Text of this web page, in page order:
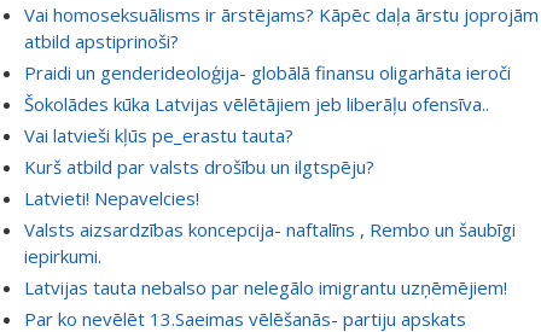
Vai homoseksuālisms ir ārstējams? Kāpēc daļa ārstu joprojām
atbild apstiprinoši?
Praidi un genderideoloģija- globālā finansu oligarhāta ieroči
Šokolādes kūka Latvijas vēlētājiem jeb liberāļu ofensīva..
Vai latvieši kļūs pe_erastu tauta?
Kurš atbild par valsts drošību un ilgtspēju?
Latvieti! Nepavelcies!
Valsts aizsardzības koncepcija- naftalīns , Rembo un šaubīgi
iepirkumi.
Latvijas tauta nebalso par nelegālo imigrantu uzņēmējiem!
Par ko nevēlēt 13.Saeimas vēlēšanās- partiju apskats